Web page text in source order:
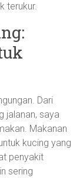
terukur.
Dari
jalanan, saya
Makanan
kucing yang
penyakit
sering